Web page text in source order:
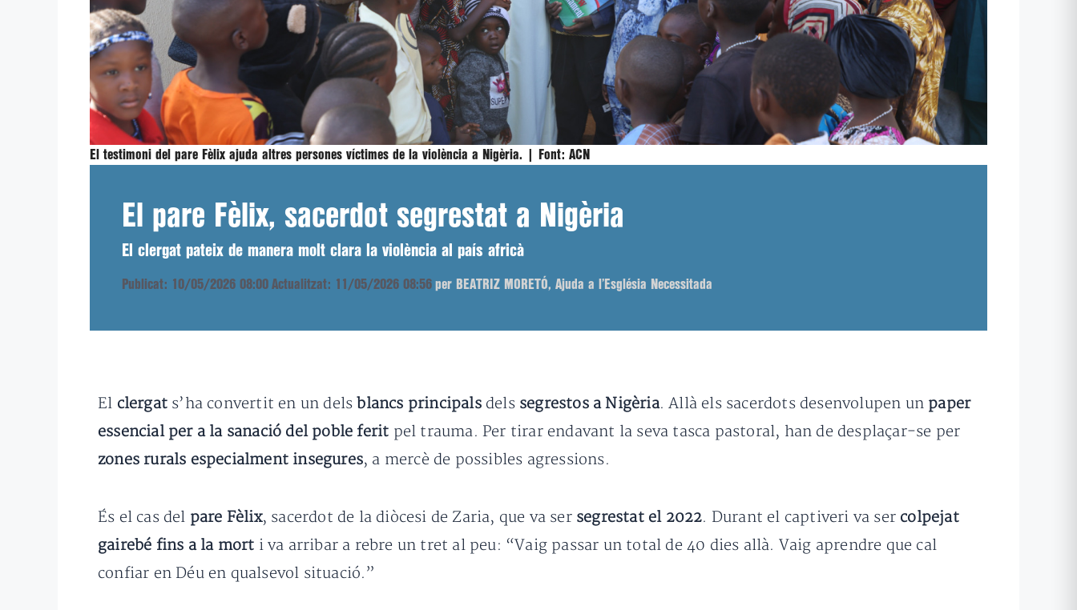
El testimoni del pare Fèlix ajuda altres persones víctimes de la violència a Nigèria. | Font: ACN
El pare Fèlix, sacerdot segrestat a Nigèria
El clergat pateix de manera molt clara la violència al país africà
Publicat: 10/05/2026 08:00 Actualitzat: 11/05/2026 08:56 per BEATRIZ MORETÓ, Ajuda a l’Església Necessitada
El clergat s’ha convertit en un delsblancs principalsdels segrestos a Nigèria. Allà els sacerdots desenvolupen un paper
essencial per a la sanació del poble ferit pel trauma. Per tirar endavant la seva tasca pastoral, han de desplaçar-se per
zones rurals especialment insegures, a mercè de possibles agressions.
És el cas del pare Fèlix, sacerdot de la diòcesi de Zaria, que va ser segrestat el 2022. Durant el captiveri va ser colpejat
gairebé fins a la mort i va arribar a rebre un tret al peu: “Vaig passar un total de 40 dies allà. Vaig aprendre que cal
confiar en Déu en qualsevol situació.”